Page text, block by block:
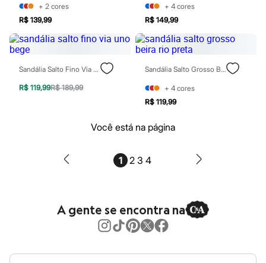
Tônicos
Maquiagens
Batom
Blush
Gloss
Pó facial
Sombras
Carolina Herrera
Payot
+ 2 cores
R$ 139,99
+ 4 cores
R$ 149,99
Sandália Salto Fino Via Uno Bege
R$ 119,99R$ 189,99
Sandália Salto Grosso Beira Rio Preta
+ 4 cores
R$ 119,99
Você está na página
1 2 3 4
A gente se encontra na